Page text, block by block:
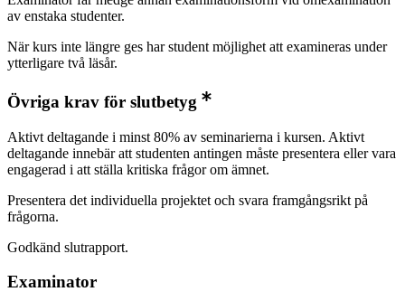
av enstaka studenter.
När kurs inte längre ges har student möjlighet att examineras under
ytterligare två läsår.
Övriga krav för slutbetyg
Aktivt deltagande i minst 80% av seminarierna i kursen. Aktivt
deltagande innebär att studenten antingen måste presentera eller vara
engagerad i att ställa kritiska frågor om ämnet.
Presentera det individuella projektet och svara framgångsrikt på
frågorna.
Godkänd slutrapport.
Examinator